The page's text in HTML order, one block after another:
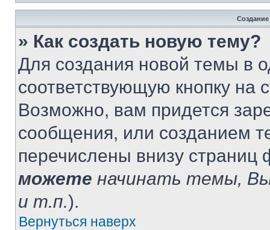
» Как создать новую тему?
Для создания новой темы в
соответствующую кнопку
Возможно, вам придется
сообщения, или созданием
перечислены внизу
можете начинать темы,
и т.п.).
Вернуться наверх